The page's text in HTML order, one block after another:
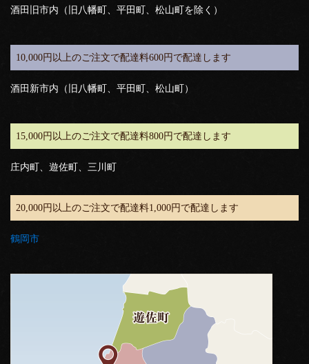
酒田旧市内（旧八幡町、平田町、松山町を除く）
10,000円以上のご注文で配達料600円で配達します
酒田新市内（旧八幡町、平田町、松山町）
15,000円以上のご注文で配達料800円で配達します
庄内町、遊佐町、三川町
20,000円以上のご注文で配達料1,000円で配達します
鶴岡市